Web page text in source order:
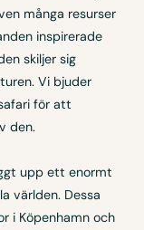
många resurser
inspirerade
skiljer sig
Vi bjuder
för att
den.
upp ett enormt
världen. Dessa
i Köpenhamn och